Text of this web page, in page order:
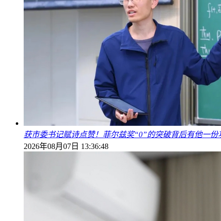
获市委书记赋诗点赞！菲尔兹奖“0”的突破背后有他一份
2026年08月07日 13:36:48